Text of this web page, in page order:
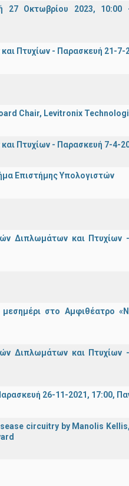
Οκτωβρίου 2023, 10:00
Πτυχίων - Παρασκευή 21-7-
Chair, Levitronix
Πτυχίων - Παρασκευή 7-4-
Επιστήμης Υπολογιστών
Διπλωμάτων και Πτυχίων
στο Αμφιθέατρο
Διπλωμάτων και Πτυχίων
26-11-2021, 17:00,
circuitry by Manolis